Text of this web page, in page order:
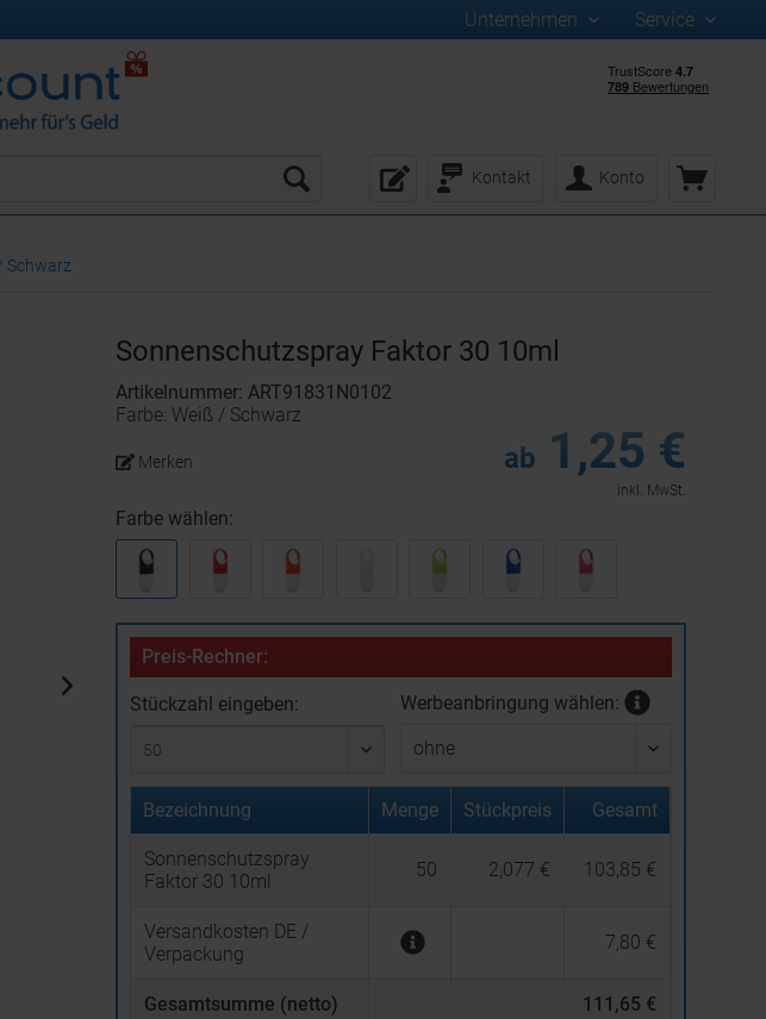
Unternehmen Service
Kontakt Konto
Schwarz
Sonnenschutzspray Faktor 30 10ml
Artikelnummer: ART91831N0102
Farbe: Weiß / Schwarz
ab 1,25 €
inkl. MwSt.
Merken
Farbe wählen:
Preis-Rechner:
Stückzahl eingeben: Werbeanbringung wählen:
Bezeichnung Menge Stückpreis Gesamt
Sonnenschutzspray
Faktor 30 10ml
50 2,077 € 103,85 €
Versandkosten DE /
Verpackung
7,80 €
Gesamtsumme (netto) 111,65 €